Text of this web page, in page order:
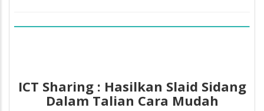
ICT Sharing : Hasilkan Slaid Sidang
Dalam Talian Cara Mudah